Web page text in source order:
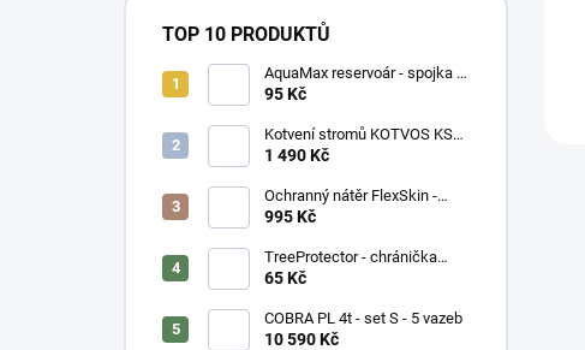
TOP 10 PRODUKTŮ
AquaMax reservoár - spojka 3
mm
95 Kč
Kotvení stromů KOTVOS KSK-
Z - set
1 490 Kč
Ochranný nátěr FlexSkin -
kyblík
995 Kč
TreeProtector - chránička
zelená
65 Kč
COBRA PL 4t - set S - 5 vazeb
10 590 Kč